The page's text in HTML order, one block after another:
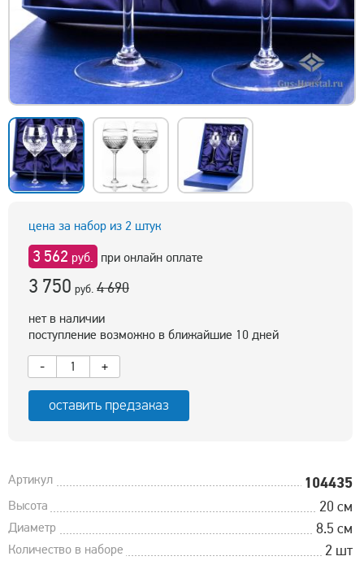
цена за набор из 2 штук
3 562 руб. при онлайн оплате
3 750 руб. 4 690
нет в наличии
поступление возможно в ближайшие 10 дней
-
+
оставить предзаказ
Артикул 104435
Высота 20 см
Диаметр 8.5 см
Количество в наборе 2 шт